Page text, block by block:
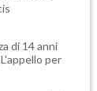
di 14 anni
per